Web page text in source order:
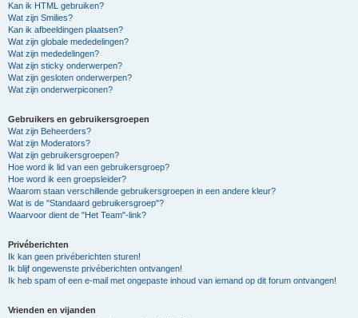
Kan ik HTML gebruiken?
Wat zijn Smilies?
Kan ik afbeeldingen plaatsen?
Wat zijn globale mededelingen?
Wat zijn mededelingen?
Wat zijn sticky onderwerpen?
Wat zijn gesloten onderwerpen?
Wat zijn onderwerpiconen?
Gebruikers en gebruikersgroepen
Wat zijn Beheerders?
Wat zijn Moderators?
Wat zijn gebruikersgroepen?
Hoe word ik lid van een gebruikersgroep?
Hoe word ik een groepsleider?
Waarom staan verschillende gebruikersgroepen in een andere kleur?
Wat is de "Standaard gebruikersgroep"?
Waarvoor dient de "Het Team"-link?
Privéberichten
Ik kan geen privéberichten sturen!
Ik blijf ongewenste privéberichten ontvangen!
Ik heb spam of een e-mail met ongepaste inhoud van iemand op dit forum ontvangen!
Vrienden en vijanden